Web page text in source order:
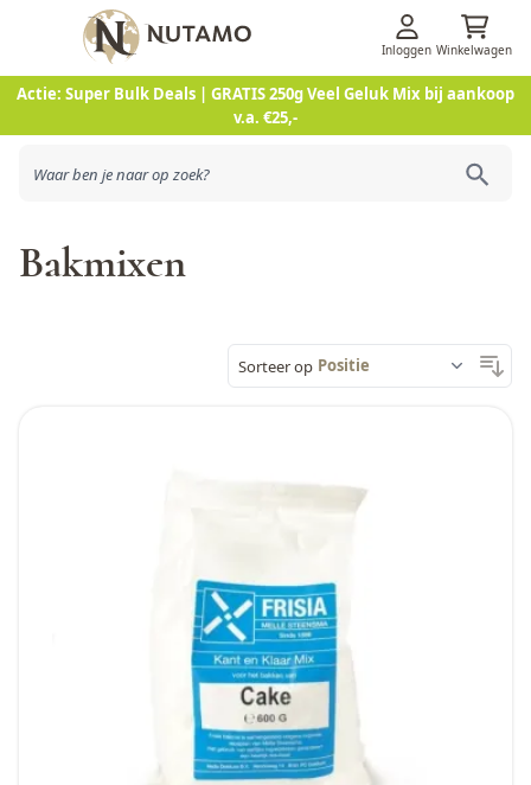
Actie: Super Bulk Deals | GRATIS 250g Veel Geluk Mix bij aankoop
v.a. €25,-
Ga naar de inhoud
Inloggen Winkelwagen
Bakmixen
Sorteer op